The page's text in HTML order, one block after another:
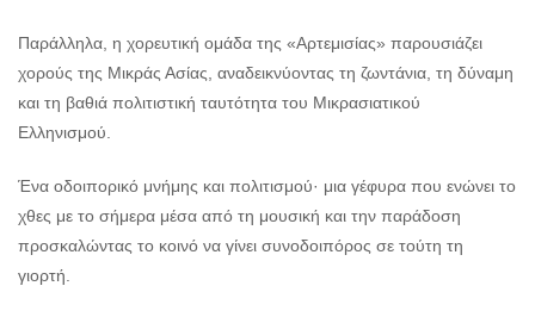
Παράλληλα, η χορευτική ομάδα της «Αρτεμισίας» παρουσιάζει
χορούς της Μικράς Ασίας, αναδεικνύοντας τη ζωντάνια, τη δύναμη
και τη βαθιά πολιτιστική ταυτότητα του Μικρασιατικού
Ελληνισμού.
Ένα οδοιπορικό μνήμης και πολιτισμού· μια γέφυρα που ενώνει το
χθες με το σήμερα μέσα από τη μουσική και την παράδοση
προσκαλώντας το κοινό να γίνει συνοδοιπόρος σε τούτη τη
γιορτή.